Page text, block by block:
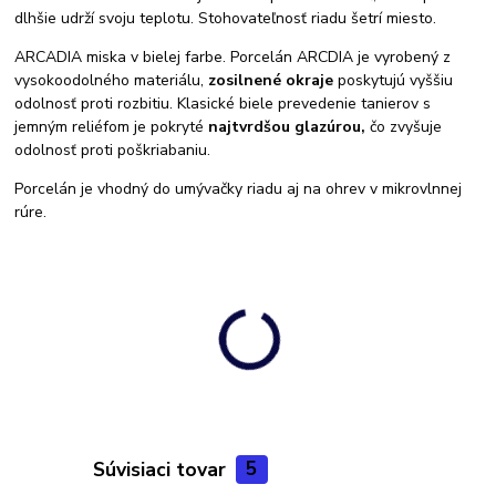
dlhšie udrží svoju teplotu. Stohovateľnosť riadu šetrí miesto.
ARCADIA miska v bielej farbe. Porcelán ARCDIA je vyrobený z
vysokoodolného materiálu, zosilnené okraje poskytujú vyššiu
odolnosť proti rozbitiu. Klasické biele prevedenie tanierov s
jemným reliéfom je pokryté najtvrdšou glazúrou, čo zvyšuje
odolnosť proti poškriabaniu.
Porcelán je vhodný do umývačky riadu aj na ohrev v mikrovlnnej
rúre.
Súvisiaci tovar 5